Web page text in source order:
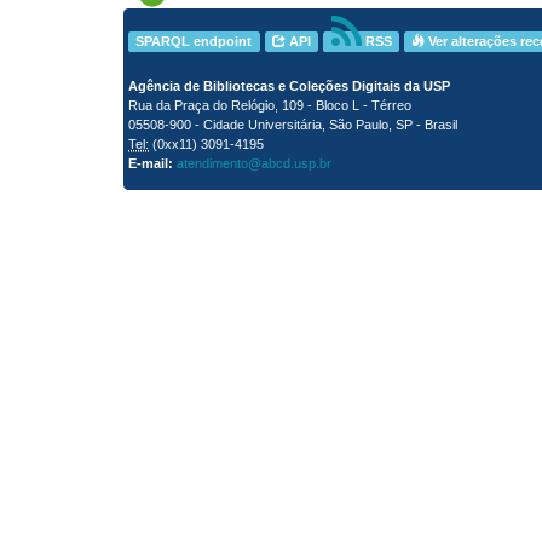
SPARQL endpoint API RSS Ver alterações
Agência de Bibliotecas e Coleções Digitais da USP
Rua da Praça do Relógio, 109 - Bloco L - Térreo
05508-900 - Cidade Universitária, São Paulo, SP - Brasil
Tel: (0xx11) 3091-4195
E-mail: atendimento@abcd.usp.br